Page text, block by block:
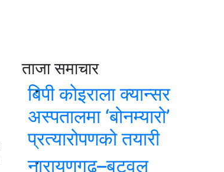
ताजा समाचार
बिपी कोइराला क्यान्सर
अस्पतालमा ‘बोनम्यारो’
प्रत्यारोपणको तयारी
नारायणगढ–बुटवल